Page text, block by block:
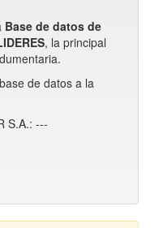
Base de datos de
, la principal
de datos a la
S.A.: ---